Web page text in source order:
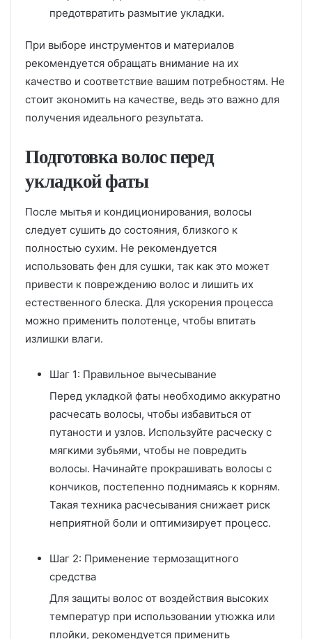
предотвратить размытие укладки.
При выборе инструментов и материалов
рекомендуется обращать внимание на их
качество и соответствие вашим потребностям. Не
стоит экономить на качестве, ведь это важно для
получения идеального результата.
Подготовка волос перед
укладкой фаты
После мытья и кондиционирования, волосы
следует сушить до состояния, близкого к
полностью сухим. Не рекомендуется
использовать фен для сушки, так как это может
привести к повреждению волос и лишить их
естественного блеска. Для ускорения процесса
можно применить полотенце, чтобы впитать
излишки влаги.
Шаг 1: Правильное вычесывание
Перед укладкой фаты необходимо аккуратно
расчесать волосы, чтобы избавиться от
путаности и узлов. Используйте расческу с
мягкими зубьями, чтобы не повредить
волосы. Начинайте прокрашивать волосы с
кончиков, постепенно поднимаясь к корням.
Такая техника расчесывания снижает риск
неприятной боли и оптимизирует процесс.
Шаг 2: Применение термозащитного
средства
Для защиты волос от воздействия высоких
температур при использовании утюжка или
плойки, рекомендуется применить